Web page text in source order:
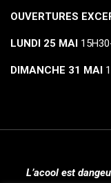
OUVERTURES
LUNDI 25 MAI
DIMANCHE 31 MAI
L’acool est